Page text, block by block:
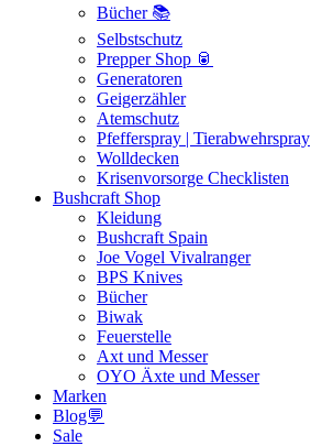
Bücher 📚
Selbstschutz
Prepper Shop 🥫
Generatoren
Geigerzähler
Atemschutz
Pfefferspray | Tierabwehrspray
Wolldecken
Krisenvorsorge Checklisten
Bushcraft Shop
Kleidung
Bushcraft Spain
Joe Vogel Vivalranger
BPS Knives
Bücher
Biwak
Feuerstelle
Axt und Messer
OYO Äxte und Messer
Marken
Blog💬
Sale